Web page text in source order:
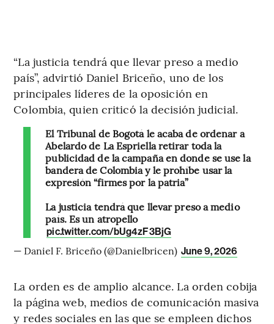
“La justicia tendrá que llevar preso a medio
país”, advirtió Daniel Briceño, uno de los
principales líderes de la oposición en
Colombia, quien criticó la decisión judicial.
El Tribunal de Bogotá le acaba de ordenar a
Abelardo de La Espriella retirar toda la
publicidad de la campaña en donde se use la
bandera de Colombia y le prohíbe usar la
expresión “firmes por la patria”
La justicia tendrá que llevar preso a medio
país. Es un atropello
pic.twitter.com/bUg4zF3BjG
— Daniel F. Briceño (@Danielbricen) June 9, 2026
La orden es de amplio alcance. La orden cobija
la página web, medios de comunicación masiva
y redes sociales en las que se empleen dichos